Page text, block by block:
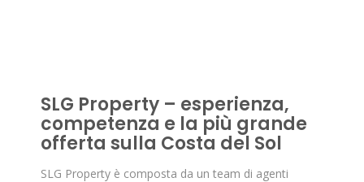
SLG Property – esperienza,
competenza e la più grande
offerta sulla Costa del Sol
SLG Property è composta da un team di agenti